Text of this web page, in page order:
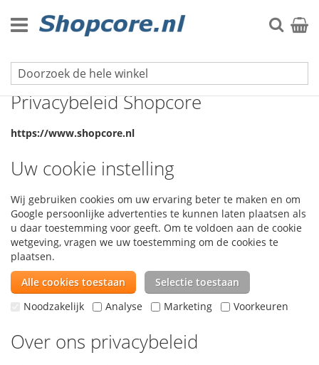
naar
de
Zoek
Klantenservice
Privacybeleid Shopcore
https://www.shopcore.nl
Uw cookie instelling
Wij gebruiken cookies om uw ervaring beter te maken en om
Google persoonlijke advertenties te kunnen laten plaatsen als
u daar toestemming voor geeft. Om te voldoen aan de cookie
wetgeving, vragen we uw toestemming om de cookies te
plaatsen.
Alle cookies toestaan
Selectie toestaan
Noodzakelijk
Analyse Marketing Voorkeuren
Over ons privacybeleid